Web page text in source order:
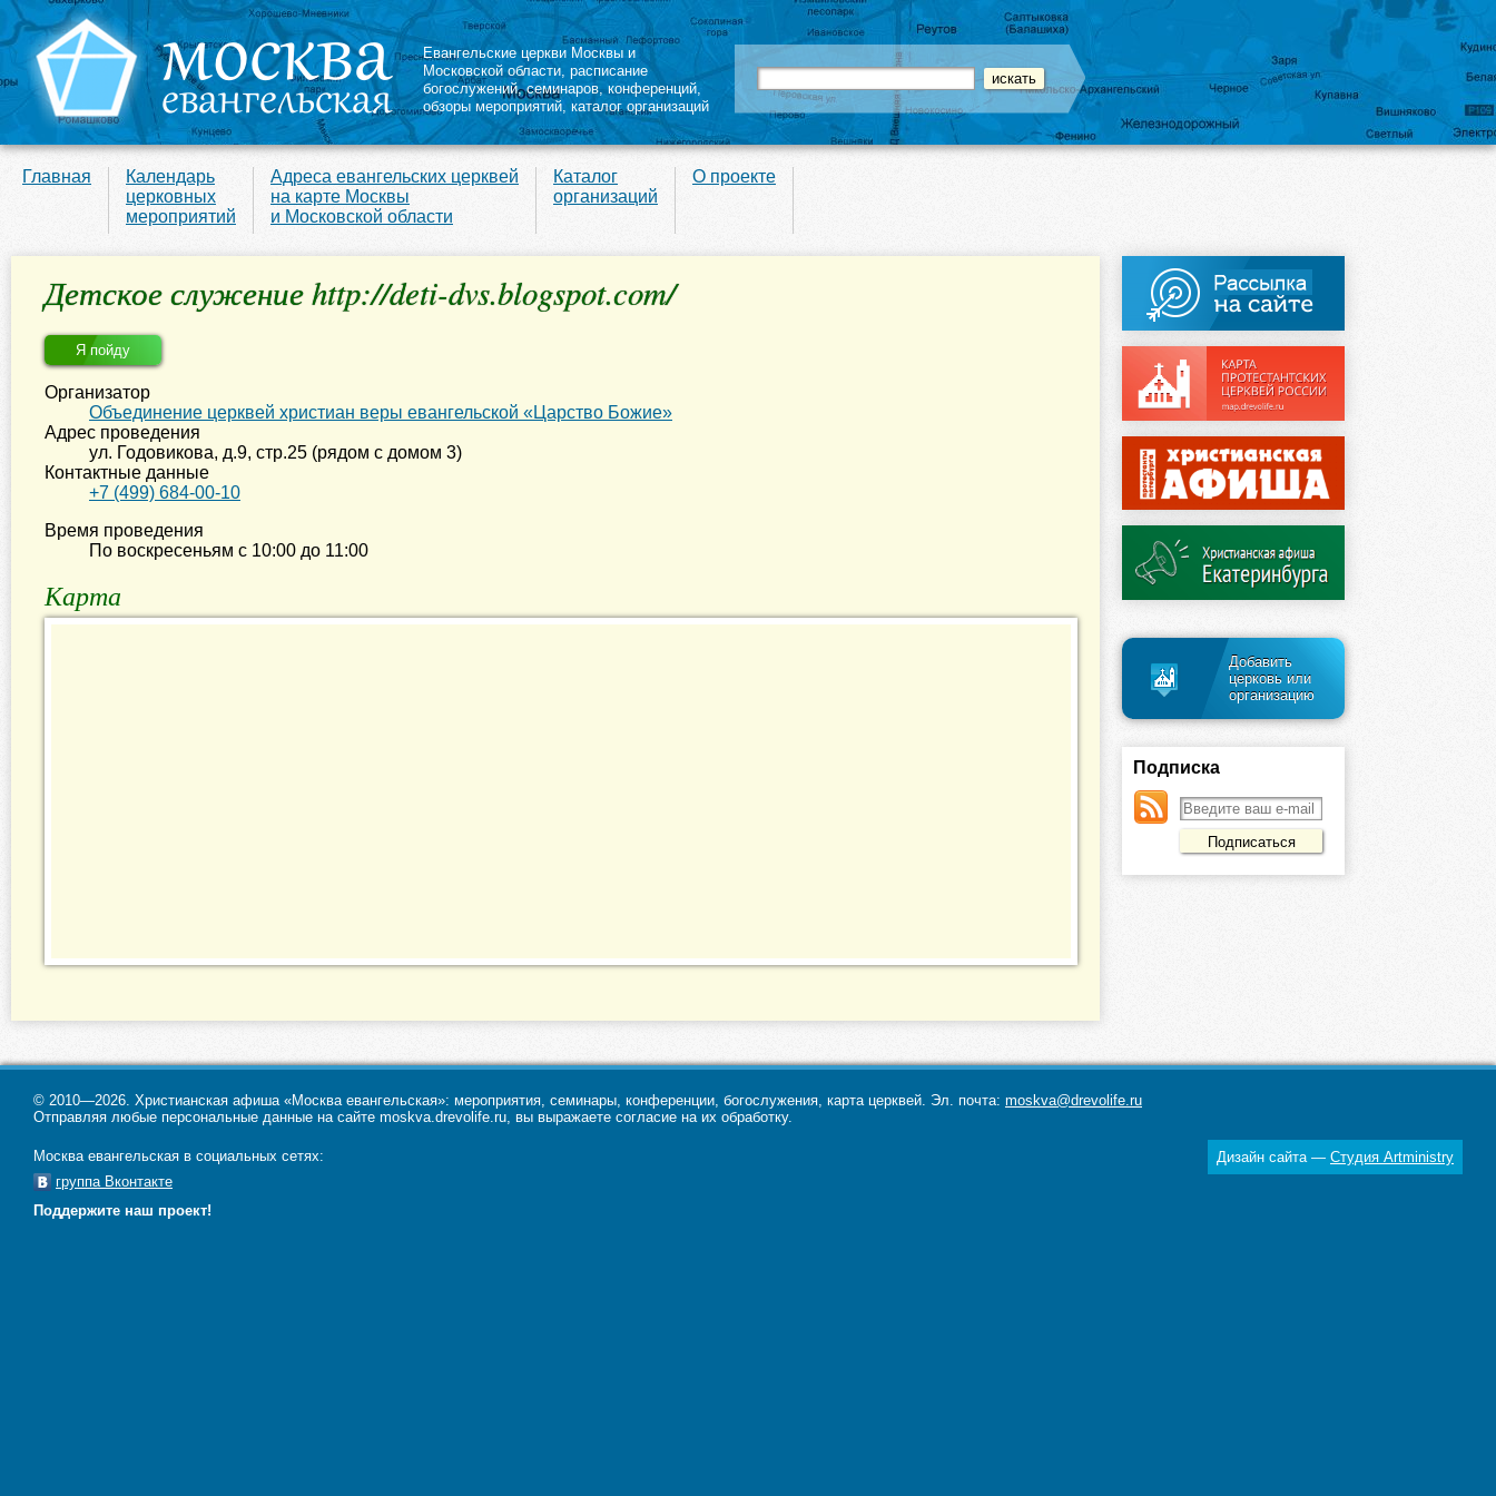
Евангельские церкви Москвы и
Московской области, расписание
богослужений,семинаров,конференций,
обзоры мероприятий, каталог организаций
Главная
Календарь
церковных
мероприятий
Адреса евангельских церквей
на карте Москвы
и Московской области
Каталог
организаций
О проекте
Детское служение http://deti-dvs.blogspot.com/
Я пойду
Организатор
Объединение церквей христиан веры евангельской «Царство Божие»
Адрес проведения
ул. Годовикова, д.9, стр.25 (рядом с домом 3)
Контактные данные
+7 (499) 684-00-10
Время проведения
По воскресеньям с 10:00 до 11:00
Карта
Добавить
церковь или
организацию
Подписка
© 2010—2026. Христианская афиша «Москва евангельская»: мероприятия, семинары, конференции, богослужения, карта церквей. Эл. почта: moskva@drevolife.ru
Отправляя любые персональные данные на сайте moskva.drevolife.ru, вы выражаете согласие на их обработку.
Москва евангельская в социальных сетях:
группа Вконтакте
Дизайн сайта — Студия Artministry
Поддержите наш проект!